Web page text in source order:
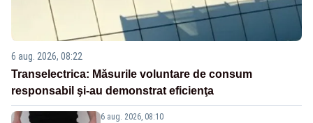
6 aug. 2026, 08:22
Transelectrica: Măsurile voluntare de consum
responsabil şi-au demonstrat eficienţa
6 aug. 2026, 08:10